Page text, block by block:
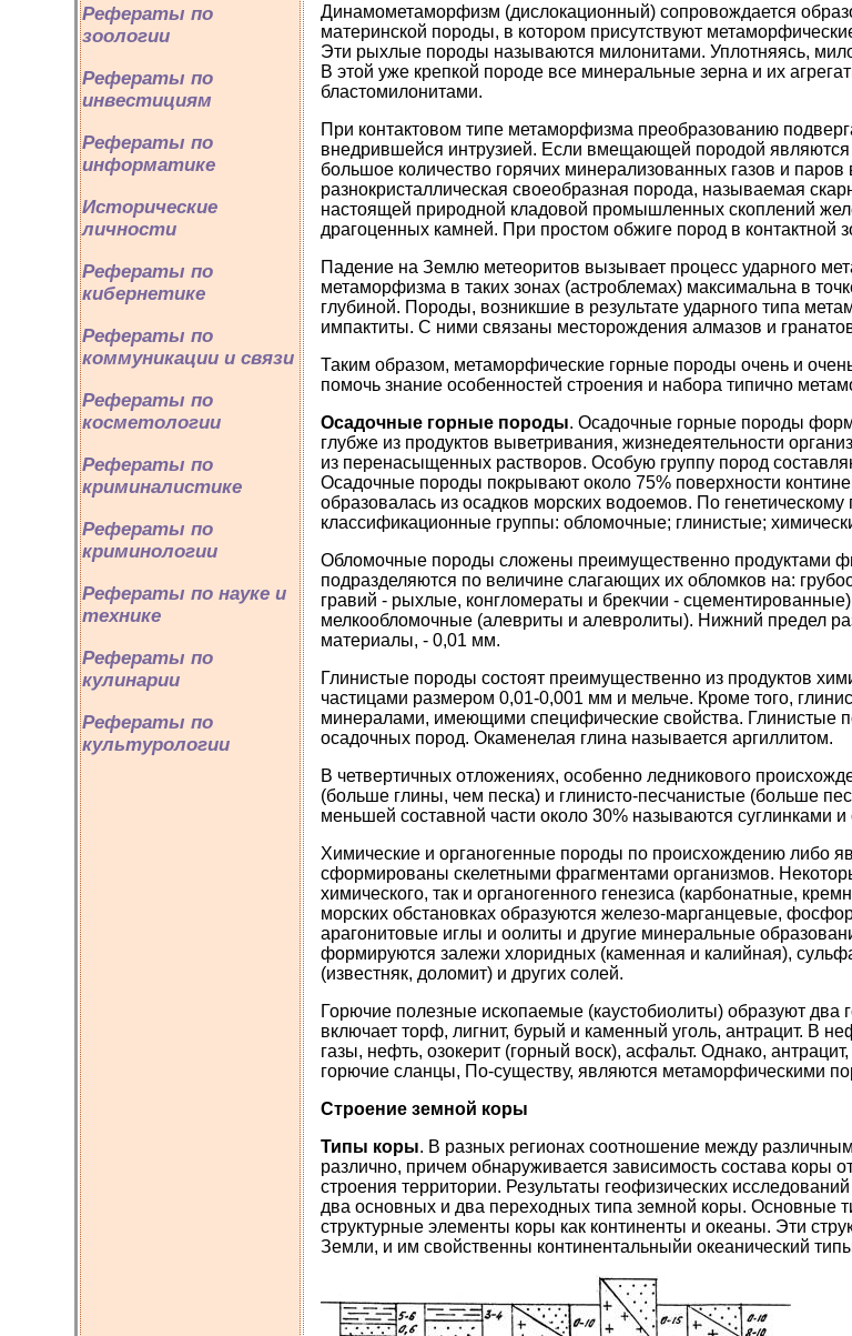
Рефераты по
зоологии
Рефераты по
инвестициям
Рефераты по
информатике
Исторические
личности
Рефераты по
кибернетике
Рефераты по
коммуникации и связи
Рефераты по
косметологии
Рефераты по
криминалистике
Рефераты по
криминологии
Рефераты по науке и
технике
Рефераты по
кулинарии
Рефераты по
культурологии
Динамометаморфизм (дислокационный) сопровождается
материнской породы, в котором присутствуют
Эти рыхлые породы называются милонитами. Уплотняясь,
В этой уже крепкой породе все минеральные зерна и их
бластомилонитами.
При контактовом типе метаморфизма преобразованию
внедрившейся интрузией. Если вмещающей породой являются
большое количество горячих минерализованных газов и паров
разнокристаллическая своеобразная порода, называемая
настоящей природной кладовой промышленных скоплений
драгоценных камней. При простом обжиге пород в контактной
Падение на Землю метеоритов вызывает процесс ударного
метаморфизма в таких зонах (астробле­мах) максимальна в
глубиной. Породы, возникшие в результате ударного типа
импактиты. С ними связаны месторождения алмазов и
Таким образом, метаморфические горные породы очень и
помочь знание особенностей строения и набора типично
Осадочные горные породы. Осадочные горные породы
глубже из продуктов выветривания, жизнедеятельности
из перенасыщенных растворов. Особую группу пород
Осадочные породы покрывают около 75% поверхности
образовалась из осадков морских водоемов. По генетическому
классификационные группы: обломочные; глинистые;
Обломочные породы сложены преимущественно продуктами
подразделяются по величине слагающих их обломков на:
гравий - рыхлые, конгломераты и брекчии -
мелкообломочные (алевриты и алевролиты). Нижний предел
материалы, - 0,01 мм.
Глинистые породы состоят преимущественно из продуктов
частицами размером 0,01-0,001 мм и мельче. Кроме того,
минералами, имеющими специфические свойства. Глинистые
осадочных пород. Окаменелая глина называется аргиллитом.
В четвертичных отложениях, особенно ледникового
(больше глины, чем песка) и глинисто-песчанистые (больше
меньшей составной части около 30% называются суглинками и
Химические и органогенные породы по происхождению либо
сформированы скелетными фрагментами организмов.
химического, так и органогенного генезиса (карбонатные,
морских обстановках образуются железо-марганцевые,
арагонитовые иглы и оолиты и другие минеральные
формируются залежи хлоридных (каменная и калийная),
(извес­тняк, доломит) и других солей.
Горючие полезные ископаемые (каустобиолиты) образуют два
включает торф, лигнит, бурый и каменный уголь, антрацит. В
газы, нефть, озокерит (горный воск), асфальт. Однако,
горючие сланцы, По-существу, являются метаморфическими
Строение земной коры
Типы коры. В разных регионах соотношение между
различно, причем обнаруживается зависимость состава коры
строения территории. Результаты геофизических
два основных и два переходных типа земной коры. Основные
структурные элементы коры как континенты и океаны. Эти
Земли, и им свойственны континентальныйи океанический